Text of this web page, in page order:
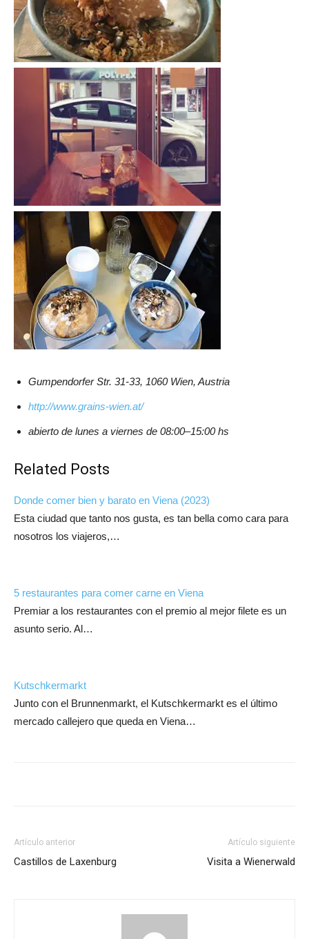
Gumpendorfer Str. 31-33, 1060 Wien, Austria
http://www.grains-wien.at/
abierto de lunes a viernes de 08:00–15:00 hs
Related Posts
Donde comer bien y barato en Viena (2023)
Esta ciudad que tanto nos gusta, es tan bella como cara para
nosotros los viajeros,…
5 restaurantes para comer carne en Viena
Premiar a los restaurantes con el premio al mejor filete es un
asunto serio. Al…
Kutschkermarkt
Junto con el Brunnenmarkt, el Kutschkermarkt es el último
mercado callejero que queda en Viena…
Artículo anterior
Castillos de Laxenburg
Artículo siguiente
Visita a Wienerwald